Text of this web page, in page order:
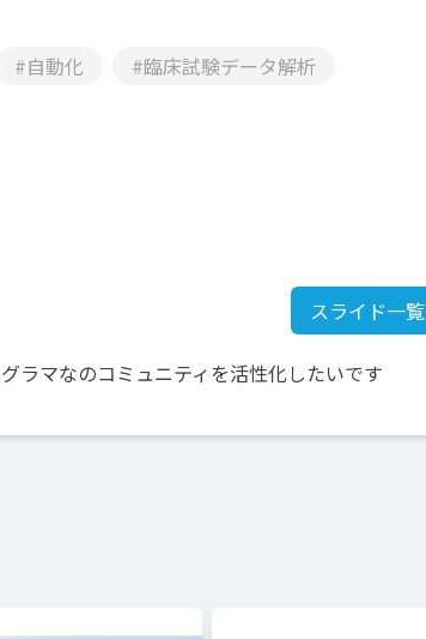
#自動化
#臨床試験データ解析
スライド一覧
ラマなのコミュニティを活性化したいです